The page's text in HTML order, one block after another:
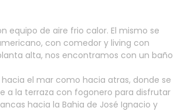
equipo de aire frio calor. El mismo se
con comedor y living con
alta, nos encontramos con un baño
el mar como hacia atras, donde se
a la terraza con fogonero para disfrutar
hacia la Bahia de José Ignacio y